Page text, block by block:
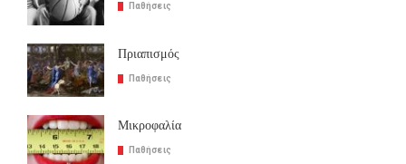
Παθήσεις
Πριαπισμός
Παθήσεις
Μικροφαλία
Παθήσεις